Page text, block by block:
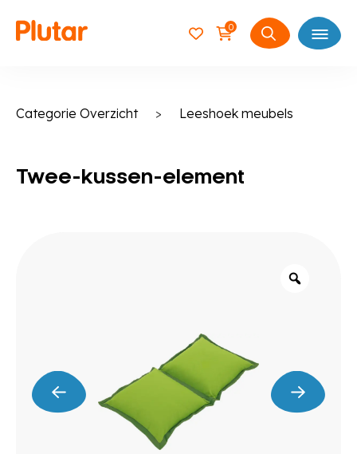
0
Zoeken
Open
Categorie Overzicht > Leeshoek meubels
Twee-kussen-element